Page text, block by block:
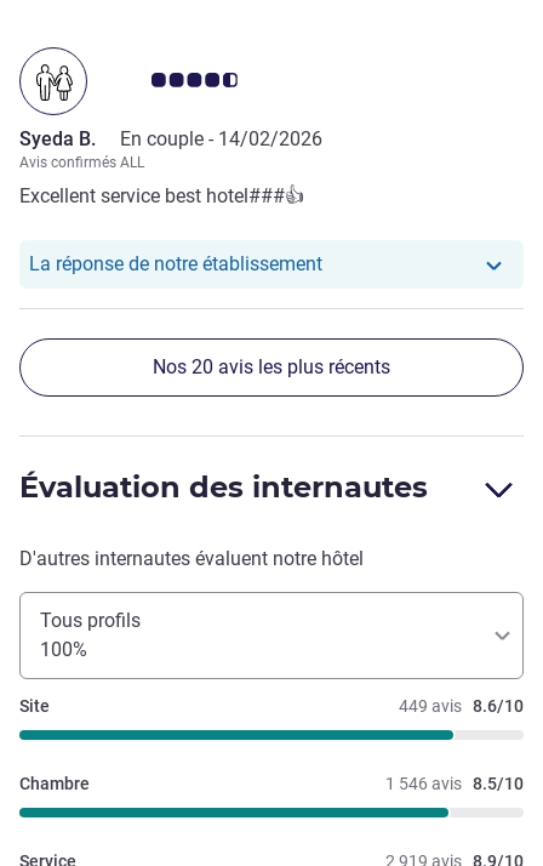
Note Avis clients 4.5/5
Syeda B. En couple - 14/02/2026
Avis confirmés ALL
Excellent service best hotel###👍
La réponse de notre établissementNotre hôtel a repondu au
Nos 20 avis les plus récents
Évaluation des internautes
D'autres internautes évaluent notre hôtel
Tous profils
100%
449 avis 8.6/10
Site
1 546 avis 8.5/10
Chambre
2 919 avis 8.9/10
Service